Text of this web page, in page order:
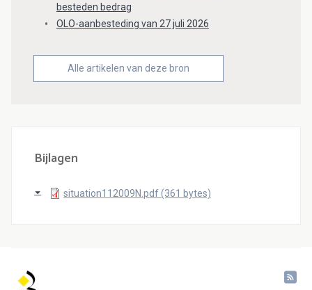
besteden bedrag
OLO-aanbesteding van 27 juli 2026
Alle artikelen van deze bron
Bijlagen
situation112009N.pdf (361 bytes)